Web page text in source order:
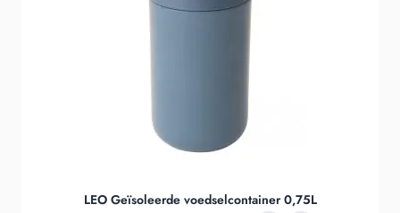
LEO Geïsoleerde voedselcontainer 0,75L